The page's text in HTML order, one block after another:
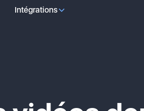
Intégrations